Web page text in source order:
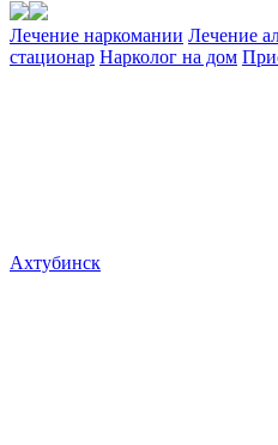
Лечение наркомании Лечение
стационар Нарколог на дом
Ахтубинск